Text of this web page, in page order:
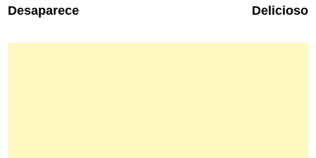
Desaparece
Delicioso